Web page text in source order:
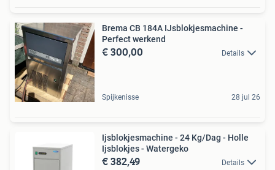
Brema CB 184A IJsblokjesmachine -
Perfect werkend
€ 300,00 Details
Spijkenisse 28 jul 26
Ijsblokjesmachine - 24 Kg/Dag - Holle
Ijsblokjes - Watergeko
€ 382,49 Details